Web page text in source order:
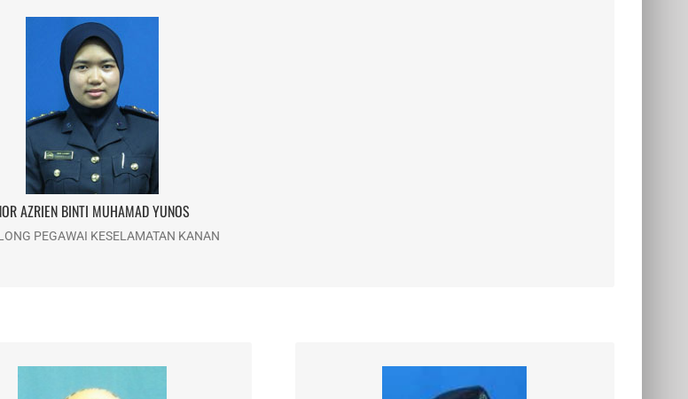
AZRIEN BINTI MUHAMAD YUNOS
PEGAWAI KESELAMATAN KANAN
NOR AZRIEN BINTI MUHAMAD YUNOS
Email : norazrien@usim.edu.my
Telefon : 06-798 8063